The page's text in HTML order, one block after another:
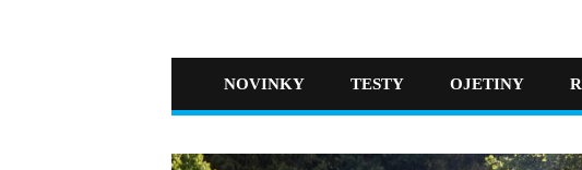
NOVINKY TESTY OJETINY